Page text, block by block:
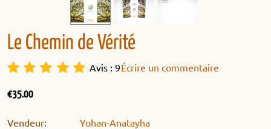
Le Chemin de Vérité
Avis : 9Écrire un commentaire
€35.00
Vendeur:
Yohan-Anatayha